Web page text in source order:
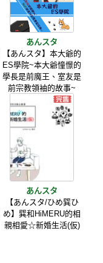
あんスタ
【あんスタ】本大爺的
ES學院~本大爺憧憬的
學長是前魔王、室友是
前宗教領袖的故事~
あんスタ
【あんスタ/ひめ巽ひ
め】巽和HiMERU的相
親相愛☆新婚生活(仮)